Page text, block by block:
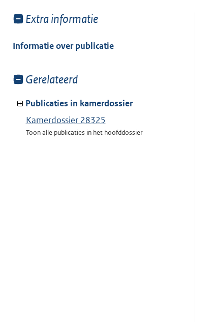
Toon
van:
Extra informatie
Informatie over publicatie
Toon
van:
Gerelateerd
Publicaties in kamerdossier
Kamerdossier 28325
Toon alle publicaties in het hoofddossier